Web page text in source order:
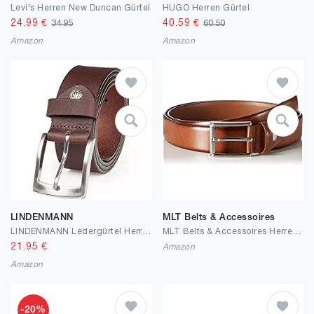
Levi's Herren New Duncan Gürtel
24.99 €34.95
Amazon
HUGO Herren Gürtel
40.59 € 60.50
Amazon
LINDENMANN
LINDENMANN Ledergürtel Herren/Gürtel Herren, XXL, dunkelbraun, 393
21.95 €
Amazon
MLT Belts & Accessoires
Amazon
-20%